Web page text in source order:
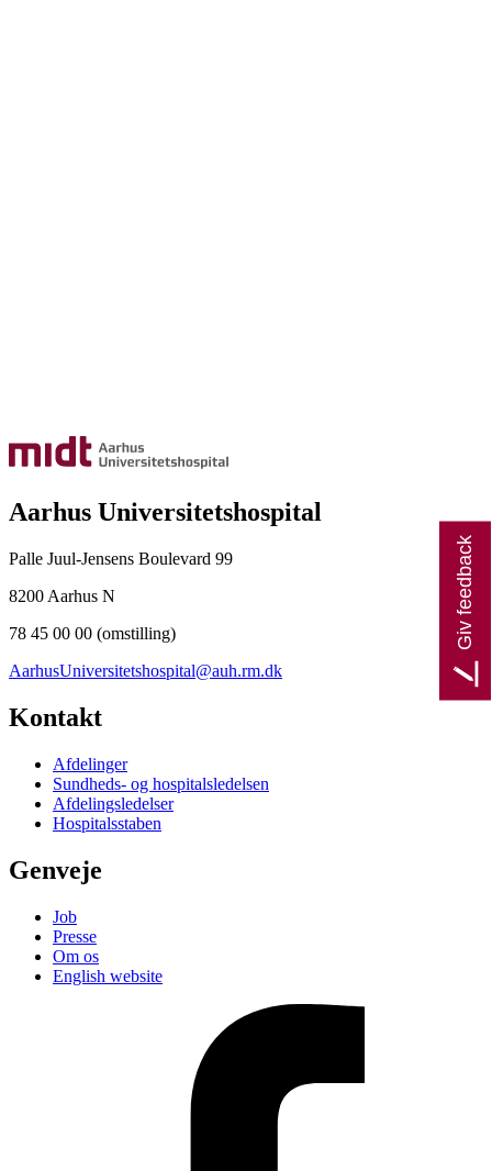
Aarhus Universitetshospital
Palle Juul-Jensens Boulevard 99
8200 Aarhus N
78 45 00 00 (omstilling)
AarhusUniversitetshospital@auh.rm.dk
Kontakt
Afdelinger
Sundheds- og hospitalsledelsen
Afdelingsledelser
Hospitalsstaben
Genveje
Job
Presse
Om os
English website
Giv feedback